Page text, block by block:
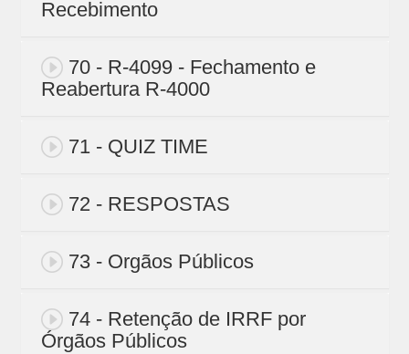
Recebimento
70 - R-4099 - Fechamento e
Reabertura R-4000
71 - QUIZ TIME
72 - RESPOSTAS
73 - Orgãos Públicos
74 - Retenção de IRRF por
Órgãos Públicos